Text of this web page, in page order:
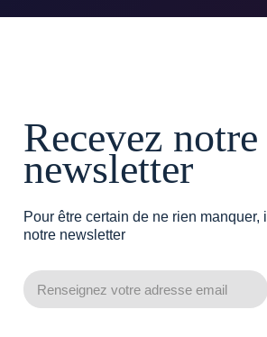
Recevez notre
newsletter
Pour être certain de ne rien manquer,
notre newsletter